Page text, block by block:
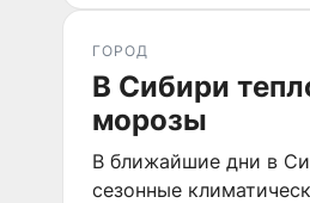
ГОРОД
В Сибири
морозы
В ближайшие дни в
сезонные